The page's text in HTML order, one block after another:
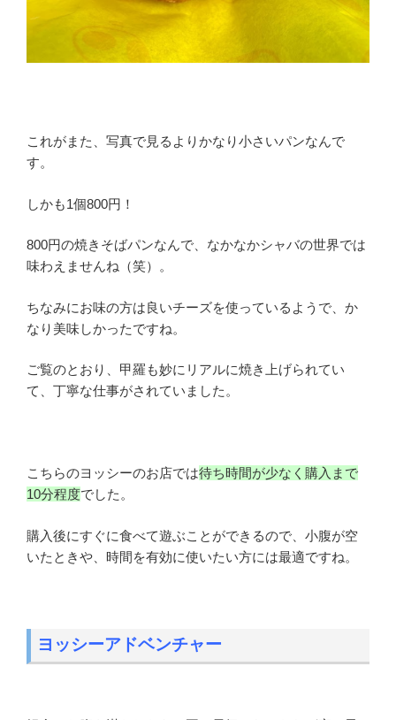
これがまた、写真で見るよりかなり小さいパンなんで
す。
しかも1個800円！
800円の焼きそばパンなんで、なかなかシャバの世界では
味わえませんね（笑）。
ちなみにお味の方は良いチーズを使っているようで、か
なり美味しかったですね。
ご覧のとおり、甲羅も妙にリアルに焼き上げられてい
て、丁寧な仕事がされていました。
こちらのヨッシーのお店では待ち時間が少なく購入まで
10分程度でした。
購入後にすぐに食べて遊ぶことができるので、小腹が空
いたときや、時間を有効に使いたい方には最適ですね。
ヨッシーアドベンチャー